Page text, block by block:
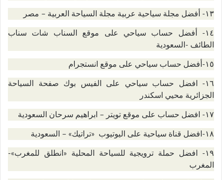
١٣- أفضل مجلة سياحية عربية مجلة السياحة العربية – مصر
١٤- أفضل حساب سياحي على موقع السناب شات سناب
الطائف -السعودية
١٥-أفضل حساب سياحي على موقع انستجرام
١٦- افضل حساب سياحي على الفيس بوك صفحة السياحة
الجزائرية محيي اسكندر
١٧- افضل حساب على موقع تويتر – ابراهيم سرحان السعودية
١٨-افضل قناة سياحية على اليوتيوب «تراتيك» – السعودية
١٩- افضل حملة ترويجية للسياحة المحلية «انطلق للمغرب»-
المغرب